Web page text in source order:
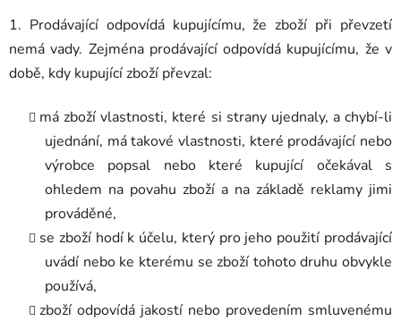
1. Prodávající odpovídá kupujícímu, že zboží při převzetí
nemá vady. Zejména prodávající odpovídá kupujícímu, že v
době, kdy kupující zboží převzal:
má zboží vlastnosti, které si strany ujednaly, a chybí-li
ujednání, má takové vlastnosti, které prodávající nebo
výrobce popsal nebo které kupující očekával s
ohledem na povahu zboží a na základě reklamy jimi
prováděné,
se zboží hodí k účelu, který pro jeho použití prodávající
uvádí nebo ke kterému se zboží tohoto druhu obvykle
používá,
zboží odpovídá jakostí nebo provedením smluvenému